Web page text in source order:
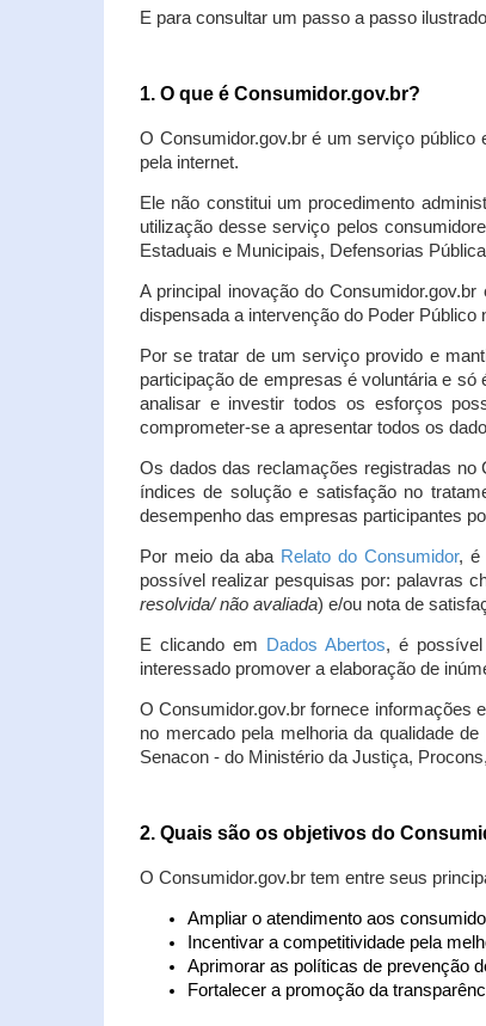
E para consultar um passo a passo
1. O que é Consumidor.gov.br?
O Consumidor.gov.br é um serviço público
pela internet.
Ele não constitui um procedimento
utilização desse serviço pelos
Estaduais e Municipais, Defensorias
A principal inovação do
dispensada a intervenção do Poder Público
Por se tratar de um serviço provido e
participação de empresas é voluntária e
analisar e investir todos os esforços
comprometer-se a apresentar todos os
Os dados das reclamações registradas no
índices de solução e satisfação no
desempenho das empresas participantes
Por meio da aba Relato do Consumidor, é
possível realizar pesquisas por: palavras
resolvida/ não avaliada) e/ou nota de
E clicando em Dados Abertos, é possível
interessado promover a elaboração de
O Consumidor.gov.br fornece informações
no mercado pela melhoria da qualidade
Senacon - do Ministério da Justiça,
2. Quais são os objetivos do
O Consumidor.gov.br tem entre seus
Ampliar o atendimento aos
Incentivar a competitividade pela
Aprimorar as políticas de prevenção
Fortalecer a promoção da